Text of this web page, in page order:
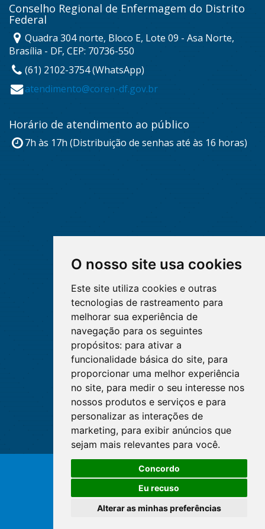
O nosso site usa cookies
Este site utiliza cookies e outras
tecnologias de rastreamento para
melhorar sua experiência de
navegação para os seguintes
propósitos: para ativar a
funcionalidade básica do site, para
proporcionar uma melhor experiência
no site, para medir o seu interesse nos
nossos produtos e serviços e para
personalizar as interações de
marketing, para exibir anúncios que
sejam mais relevantes para você.
Concordo
Eu recuso
Alterar as minhas preferências
Conselho Regional de Enfermagem do Distrito
Federal
Quadra 304 norte, Bloco E, Lote 09 - Asa Norte,
Brasília - DF, CEP: 70736-550
(61) 2102-3754 (WhatsApp)
atendimento@coren-df.gov.br
Horário de atendimento ao público
7h às 17h (Distribuição de senhas até às 16 horas)
© Copyright 2026 - Cofen/CORENs
O WhatsApp é o principal canal
de atendimento do Coren-DF.